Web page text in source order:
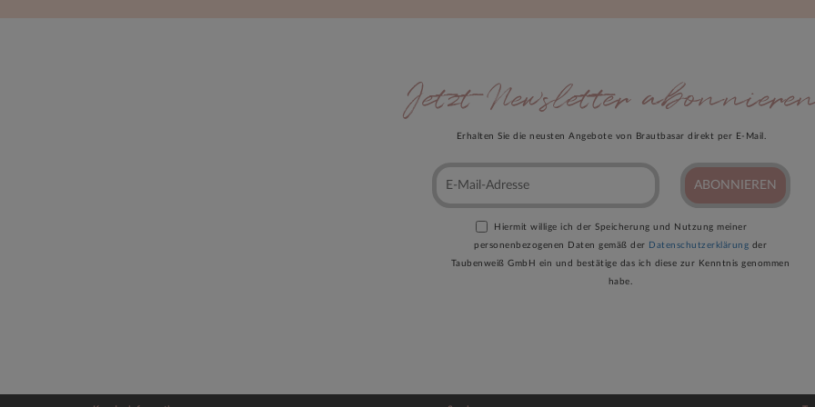
Jetzt Newsletter
Erhalten Sie die neusten Angebote von Brautbasar direkt per E-Mail.
ABONNIEREN
Hiermit willige ich der Speicherung und Nutzung meiner
personenbezogenen Daten gemäß der Datenschutzerklärung der
Taubenweiß GmbH ein und bestätige das ich diese zur Kenntnis genommen
habe.